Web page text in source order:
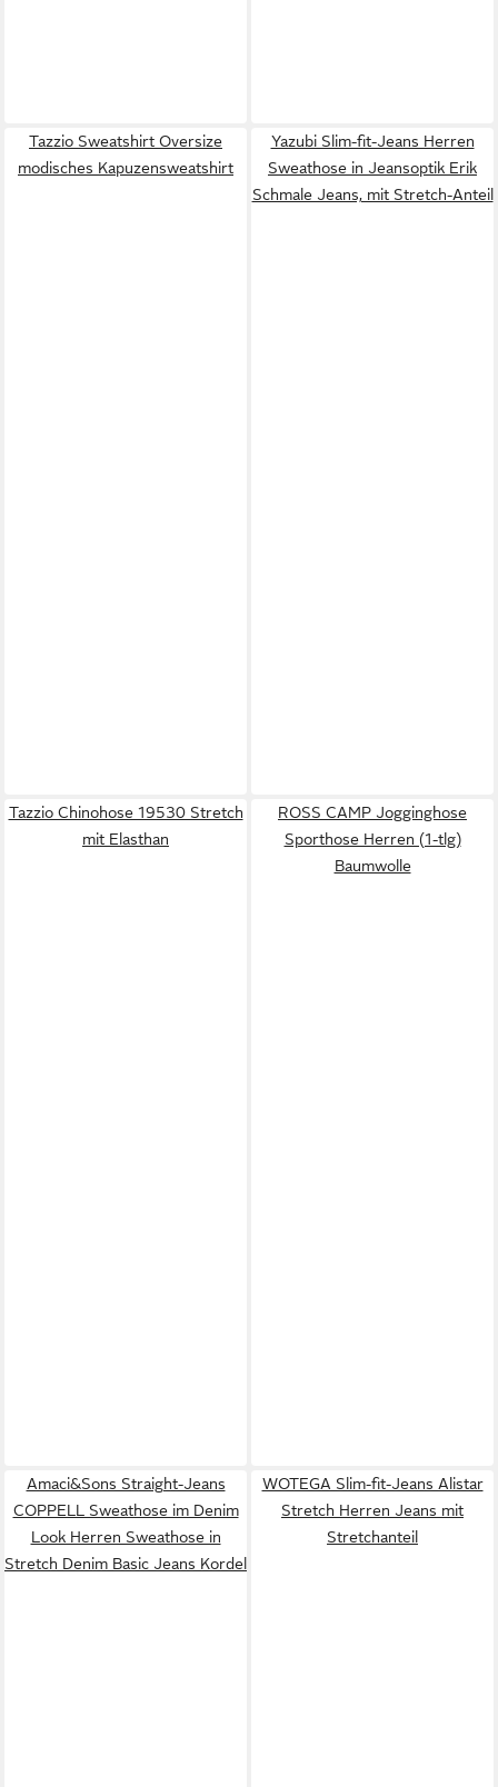
Tazzio Sweatshirt Oversize
modisches Kapuzensweatshirt
Yazubi Slim-fit-Jeans Herren
Sweathose in Jeansoptik Erik
Schmale Jeans, mit Stretch-Anteil
Tazzio Chinohose 19530 Stretch
mit Elasthan
ROSS CAMP Jogginghose
Sporthose Herren (1-tlg)
Baumwolle
Amaci&Sons Straight-Jeans
COPPELL Sweathose im Denim
Look Herren Sweathose in
Stretch Denim Basic Jeans Kordel
WOTEGA Slim-fit-Jeans Alistar
Stretch Herren Jeans mit
Stretchanteil